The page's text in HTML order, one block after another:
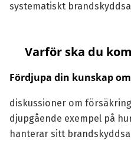
systematiskt
Varför ska du
Fördjupa din kunskap
diskussioner om
djupgående exempel på
hanterar sitt